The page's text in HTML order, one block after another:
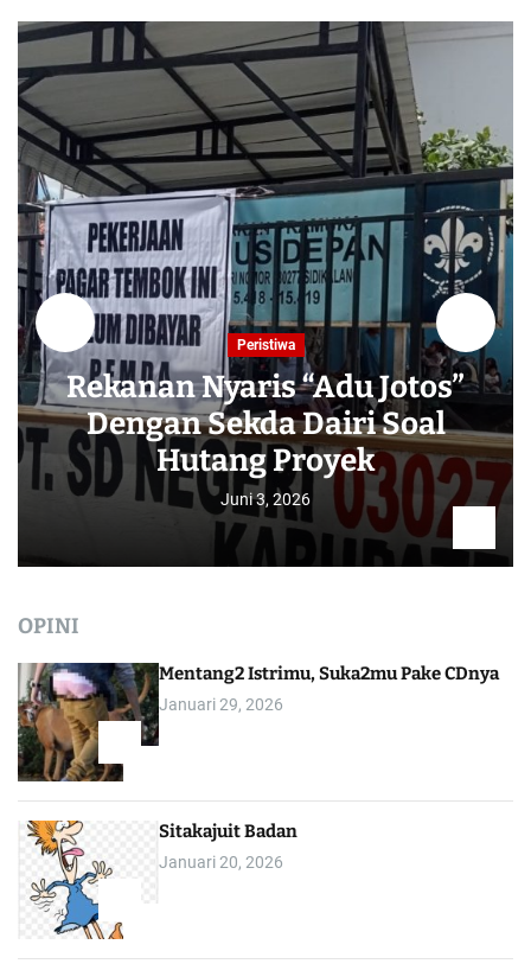
Peristiwa
Rekanan Nyaris “Adu Jotos”
Dengan Sekda Dairi Soal
Hutang Proyek
Juni 3, 2026
OPINI
Mentang2 Istrimu, Suka2mu Pake CDnya
Januari 29, 2026
Sitakajuit Badan
Januari 20, 2026